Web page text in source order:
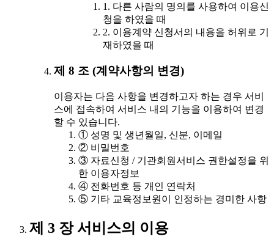
1. 다른 사람의 명의를 사용하여 이용신
청을 하였을 때
2. 이용계약 신청서의 내용을 허위로 기
재하였을 때
제 8 조 (계약사항의 변경)
이용자는 다음 사항을 변경하고자 하는 경우 서비
스에 접속하여 서비스 내의 기능을 이용하여 변경
할 수 있습니다.
① 성명 및 생년월일, 신분, 이메일
② 비밀번호
③ 자료신청 / 기관회원서비스 권한설정을 위
한 이용자정보
④ 전화번호 등 개인 연락처
⑤ 기타 교육정보원이 인정하는 경미한 사항
제 3 장 서비스의 이용